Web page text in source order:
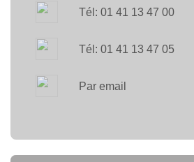
Tél: 01 41 13 47 00
Tél: 01 41 13 47 05
Par email